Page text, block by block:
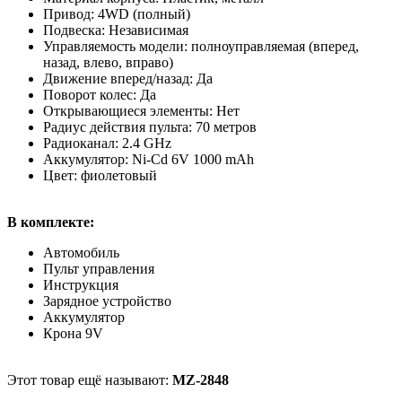
Привод: 4WD (полный)
Подвеска: Независимая
Управляемость модели: полноуправляемая (вперед,
назад, влево, вправо)
Движение вперед/назад: Да
Поворот колес: Да
Открывающиеся элементы: Нет
Радиус действия пульта: 70 метров
Радиоканал: 2.4 GHz
Аккумулятор: Ni-Cd 6V 1000 mAh
Цвет: фиолетовый
В комплекте:
Автомобиль
Пульт управления
Инструкция
Зарядное устройство
Аккумулятор
Крона 9V
Этот товар ещё называют: MZ-2848